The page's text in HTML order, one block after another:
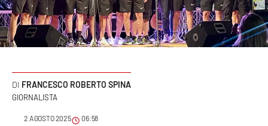
Sanità
Sport
Cultura
Podcast
FRANCESCO ROBERTO SPINA
GIORNALISTA
2 AGOSTO 2025 06:58